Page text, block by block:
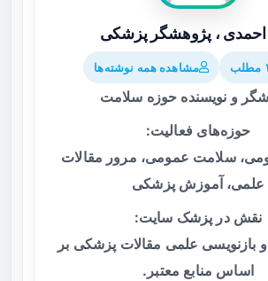
احمدی ، پژوهشگر پزشکی
مشاهده همه نوشته‌ها
و نویسنده حوزه سلامت
حوزه‌های فعالیت:
سلامت عمومی، مرور مقالات
علمی، آموزش پزشکی
نقش در پزشک سایت:
و بازنویسی علمی مقالات پزشکی بر
اساس منابع معتبر.